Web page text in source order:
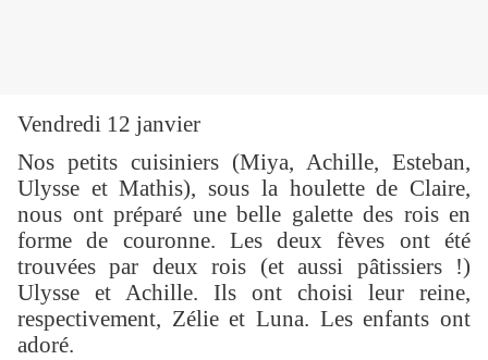
Vendredi 12 janvier
Nos petits cuisiniers (Miya, Achille, Esteban,
Ulysse et Mathis), sous la houlette de Claire,
nous ont préparé une belle galette des rois en
forme de couronne. Les deux fèves ont été
trouvées par deux rois (et aussi pâtissiers !)
Ulysse et Achille. Ils ont choisi leur reine,
respectivement, Zélie et Luna. Les enfants ont
adoré.